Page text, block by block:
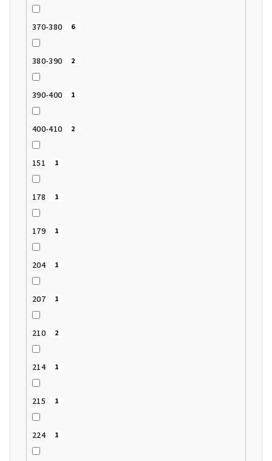
370-380 6
380-390 2
390-400 1
400-410 2
151 1
178 1
179 1
204 1
207 1
210 2
214 1
215 1
224 1